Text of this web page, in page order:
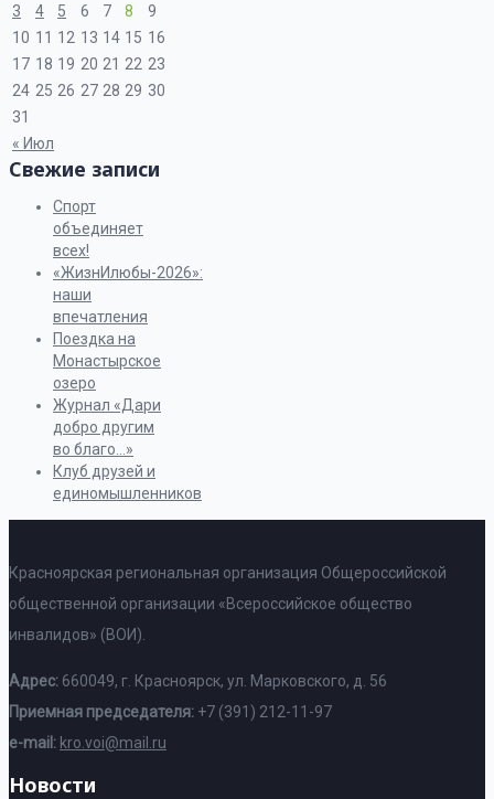
« Июл
3
4 5 6 7 8
9
10 11 12 13 14 15 16
17 18 19 20 21 22 23
24 25 26 27 28 29 30
31
Свежие записи
Спорт
объединяет
всех!
«ЖизнИлюбы-2026»:
наши
впечатления
Поездка на
Монастырское
озеро
Журнал «Дари
добро другим
во благо…»
Клуб друзей и
единомышленников
Красноярская региональная организация Общероссийской
общественной организации «Всероссийское общество
инвалидов» (ВОИ).
Адрес: 660049, г. Красноярск, ул. Марковского, д. 56
Приемная председателя: +7 (391) 212-11-97
e-mail: kro.voi@mail.ru
Новости